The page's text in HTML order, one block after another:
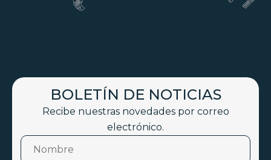
BOLETÍN DE NOTICIAS
Recibe nuestras novedades por correo
electrónico.